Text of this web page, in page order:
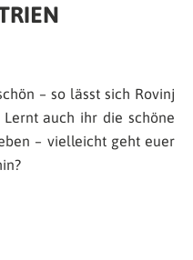
– so lässt sich Rovinj
auch ihr die schöne
– vielleicht geht euer